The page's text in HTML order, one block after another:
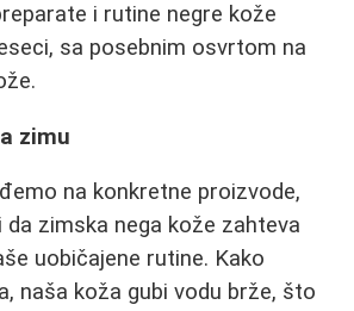
i rutine negre kože
sa posebnim osvrtom na
zimu
na konkretne proizvode,
zimska nega kože zahteva
uobičajene rutine. Kako
naša koža gubi vodu brže, što